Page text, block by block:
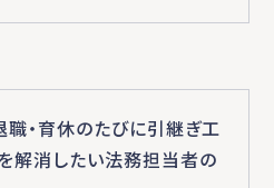
職・育休のたびに引継ぎ工
解消したい法務担当者の